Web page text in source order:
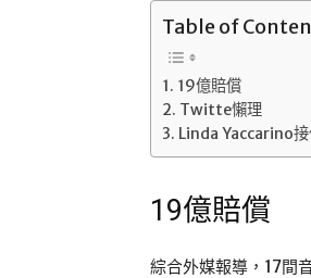
Table of
19億賠償
Twitte懶理
Linda Yaccarino接
19億賠償
綜合外媒報導，17